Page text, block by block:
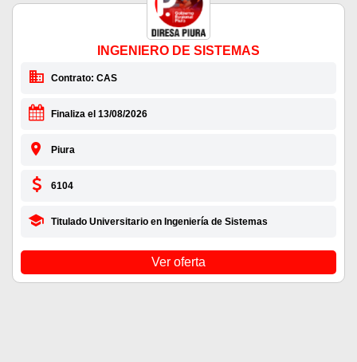
INGENIERO DE SISTEMAS
Contrato: CAS
Finaliza el 13/08/2026
Piura
6104
Titulado Universitario en Ingeniería de Sistemas
Ver oferta